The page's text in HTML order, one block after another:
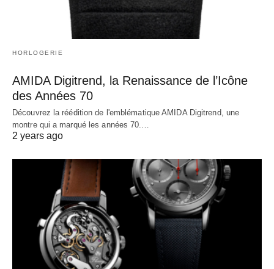
HORLOGERIE
AMIDA Digitrend, la Renaissance de l’Icône
des Années 70
Découvrez la réédition de l'emblématique AMIDA Digitrend, une
montre qui a marqué les années 70.…
2 years ago